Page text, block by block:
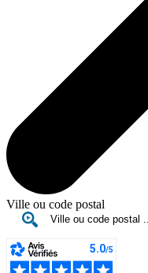
Ville ou code postal